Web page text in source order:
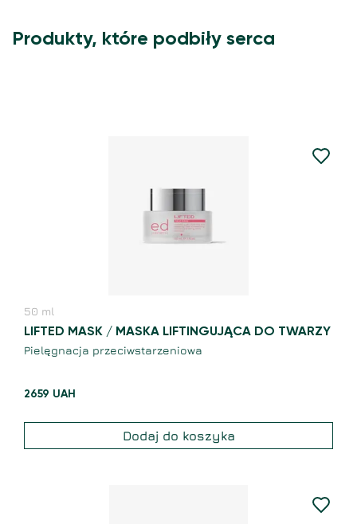
Produkty, które podbiły serca
50 ml
LIFTED MASK / MASKA LIFTINGUJĄCA DO TWARZY
Pielęgnacja przeciwstarzeniowa
2659 UAH
Dodaj do koszyka